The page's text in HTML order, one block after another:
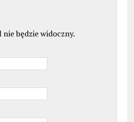
będzie widoczny.